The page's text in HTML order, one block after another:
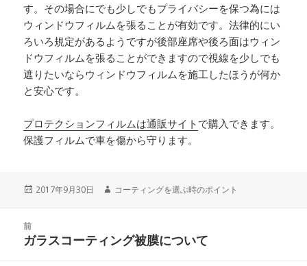
す。その場合にでも少しでもプライバシーを保つ為には
ウィンドウフィルムを張ることが有効です。法律的にい
ろいろ規定があるようですが後部座席や後ろ面はウィン
ドウフィルムを張ることができますので視線を少しでも
遮りたいならウィンドウフィルムを施工したほうが何か
と安心です。
プロテクションフィルムは通販サイト で購入できます。
保護フィルムで車を傷から守ります。
投
2017年9月30日
作
コーティングを選ぶ時のポイント
前
前
ガラスコーティング被膜について